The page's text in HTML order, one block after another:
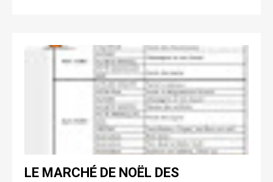
LE MARCHÉ DE NOËL DES